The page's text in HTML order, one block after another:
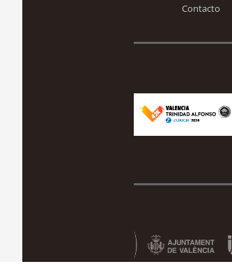
Contacto